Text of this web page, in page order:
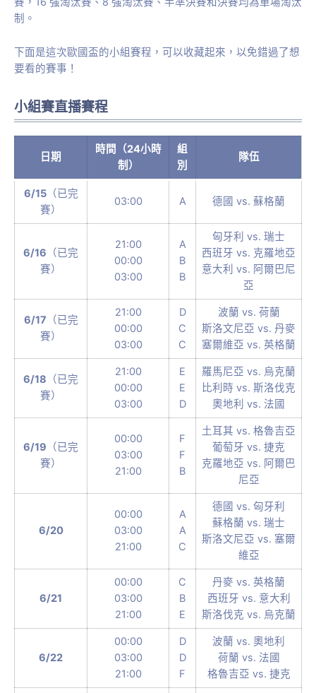
制。
下面是這次歐國盃的小組賽程，可以收藏起來，以免錯過了想
要看的賽事！
小組賽直播賽程
日期
時間（24小時
制）
組
別
隊伍
6/15（已完
賽）
03:00 A 德國 vs. 蘇格蘭
6/16 （已完
賽）
21:00
00:00
03:00
A
B
B
匈牙利 vs. 瑞士
西班牙 vs. 克羅地亞
意大利 vs. 阿爾巴尼
亞
6/17 （已完
賽）
21:00
00:00
03:00
D
C
C
波蘭 vs. 荷蘭
斯洛文尼亞 vs. 丹麥
塞爾維亞 vs. 英格蘭
6/18 （已完
賽）
21:00
00:00
03:00
E
E
D
羅馬尼亞 vs. 烏克蘭
比利時 vs. 斯洛伐克
奧地利 vs. 法國
6/19 （已完
賽）
00:00
03:00
21:00
F
F
B
土耳其 vs. 格魯吉亞
葡萄牙 vs. 捷克
克羅地亞 vs. 阿爾巴
尼亞
6/20
00:00
03:00
21:00
A
A
C
德國 vs. 匈牙利
蘇格蘭 vs. 瑞士
斯洛文尼亞 vs. 塞爾
維亞
6/21
00:00
03:00
21:00
C
B
E
丹麥 vs. 英格蘭
西班牙 vs. 意大利
斯洛伐克 vs. 烏克蘭
6/22
00:00
03:00
21:00
D
D
F
波蘭 vs. 奧地利
荷蘭 vs. 法國
格魯吉亞 vs. 捷克